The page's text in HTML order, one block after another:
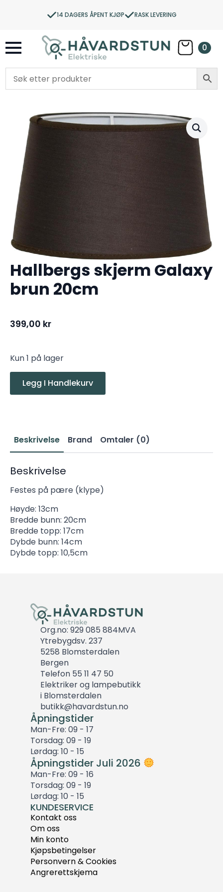
14 DAGERS ÅPENT KJØP RASK LEVERING
0
Hallbergs skjerm Galaxy
brun 20cm
399,00 kr
Kun 1 på lager
Legg I Handlekurv
Beskrivelse Brand Omtaler (0)
Beskrivelse
Festes på pære (klype)
Høyde: 13cm
Bredde bunn: 20cm
Bredde topp: 17cm
Dybde bunn: 14cm
Dybde topp: 10,5cm
Org.no: 929 085 884MVA
Ytrebygdsv. 237
5258 Blomsterdalen
Bergen
Telefon 55 11 47 50
Elektriker og lampebutikk
i Blomsterdalen
butikk@havardstun.no
Åpningstider
Man-Fre: 09 - 17
Torsdag: 09 - 19
Lørdag: 10 - 15
Åpningstider Juli 2026
Man-Fre: 09 - 16
Torsdag: 09 - 19
Lørdag: 10 - 15
KUNDESERVICE
Kontakt oss
Om oss
Min konto
Kjøpsbetingelser
Personvern & Cookies
Angrerettskjema